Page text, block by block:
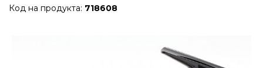
info@trfish.com
Код на продукта: 718608